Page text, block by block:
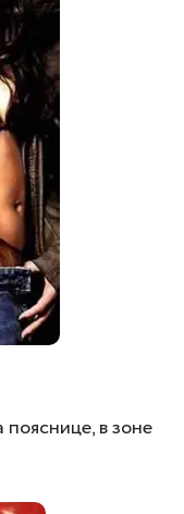
пояснице, в зоне